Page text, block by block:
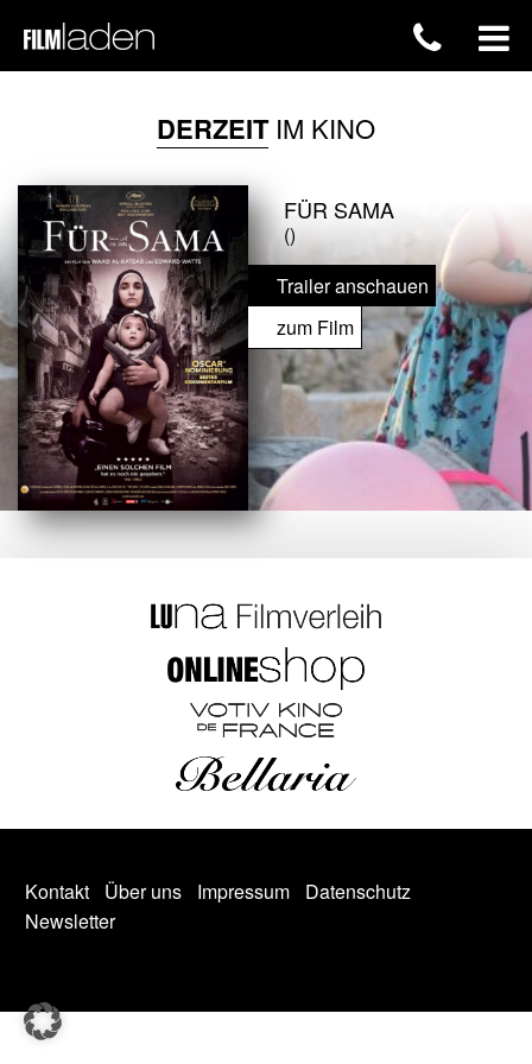
DERZEITIM KINO
FÜR SAMA
()
Trailer anschauen
zum Film
Kontakt Über uns Impressum
Datenschutz
Newsletter